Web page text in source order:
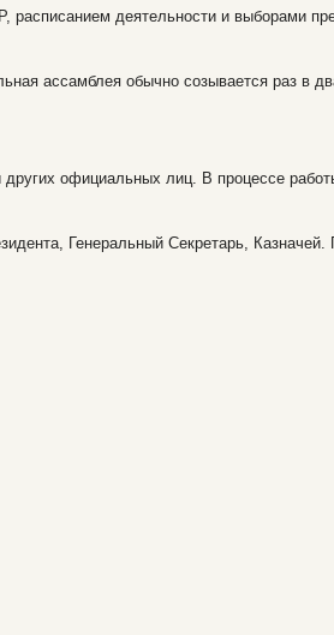
деятельности и выборами
ассамблея обычно созывается раз в
официальных лиц. В процессе
Генеральный Секретарь, Казначей.